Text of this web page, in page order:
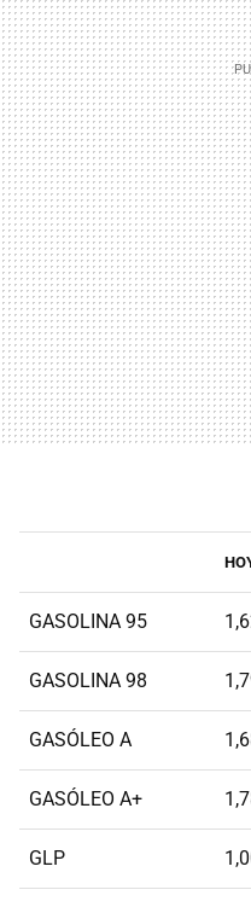
GASOLINA 95
GASOLINA 98
GASÓLEO A
GASÓLEO A+
GLP